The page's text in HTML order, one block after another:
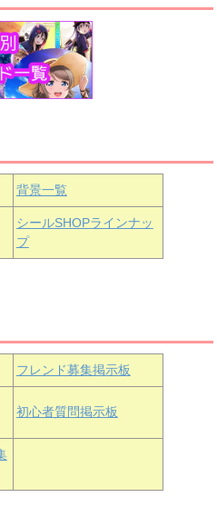
渡辺曜
学院1年生
ィ
女学院3年生
優木せつ菜
園1年生
奈
エマ・ヴェルデ
背景一覧
シールSHOPラインナッ
プ
フレンド募集掲示板
初心者質問掲示板